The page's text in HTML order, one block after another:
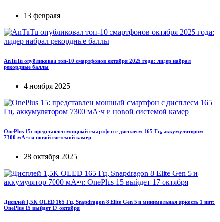
13 февраля
AnTuTu опубликовал топ-10 смартфонов октября 2025 года: лидер набрал
рекордные баллы
4 ноября 2025
OnePlus 15: представлен мощный смартфон с дисплеем 165 Гц, аккумулятором
7300 мА·ч и новой системой камер
28 октября 2025
Дисплей 1,5K OLED 165 Гц, Snapdragon 8 Elite Gen 5 и минимальная яркость 1 нит:
OnePlus 15 выйдет 17 октября